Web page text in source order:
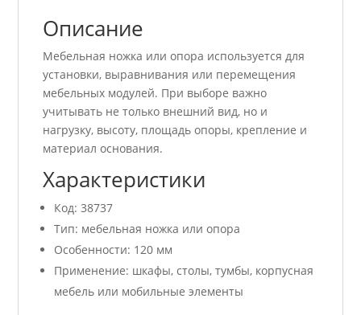
Описание
Мебельная ножка или опора используется для
установки, выравнивания или перемещения
мебельных модулей. При выборе важно
учитывать не только внешний вид, но и
нагрузку, высоту, площадь опоры, крепление и
материал основания.
Характеристики
Код: 38737
Тип: мебельная ножка или опора
Особенности: 120 мм
Применение: шкафы, столы, тумбы, корпусная
мебель или мобильные элементы